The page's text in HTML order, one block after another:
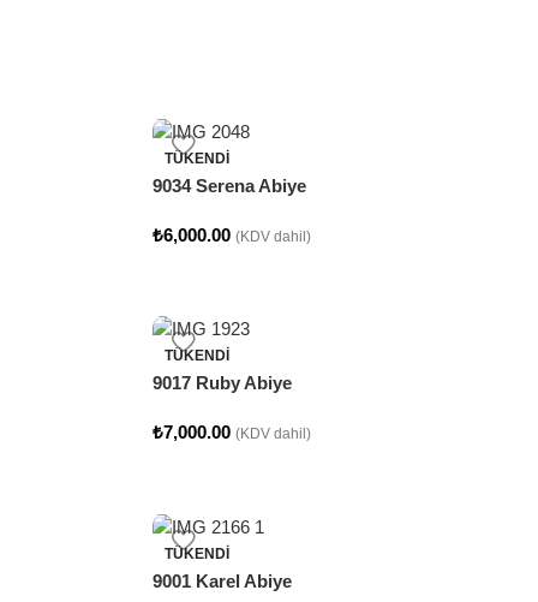
TÜKENDI
9034 Serena Abiye
₺6,000.00 (KDV dahil)
TÜKENDI
9017 Ruby Abiye
₺7,000.00 (KDV dahil)
TÜKENDI
9001 Karel Abiye